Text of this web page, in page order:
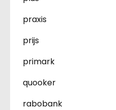
praxis
prijs
primark
quooker
rabobank